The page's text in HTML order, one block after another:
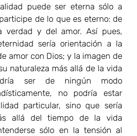
puede ser eterna sólo a
de lo que es eterno: de
verdad y del amor. Así pues,
sería orientación a la
amor con Dios; y la imagen de
naturaleza más allá de la vida
ser de ningún modo
no podría estar
particular, sino que sería
allá del tiempo de la vida
sólo en la tensión al